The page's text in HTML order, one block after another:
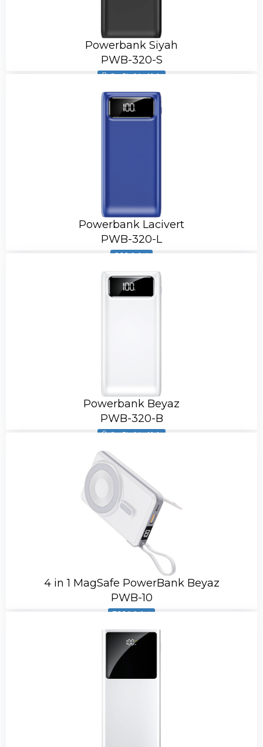
Powerbank Siyah
PWB-320-S
Ürün Stokta Yok
Powerbank Lacivert
PWB-320-L
200 Adet
Powerbank Beyaz
PWB-320-B
Ürün Stokta Yok
4 in 1 MagSafe PowerBank Beyaz
PWB-10
3994 Adet